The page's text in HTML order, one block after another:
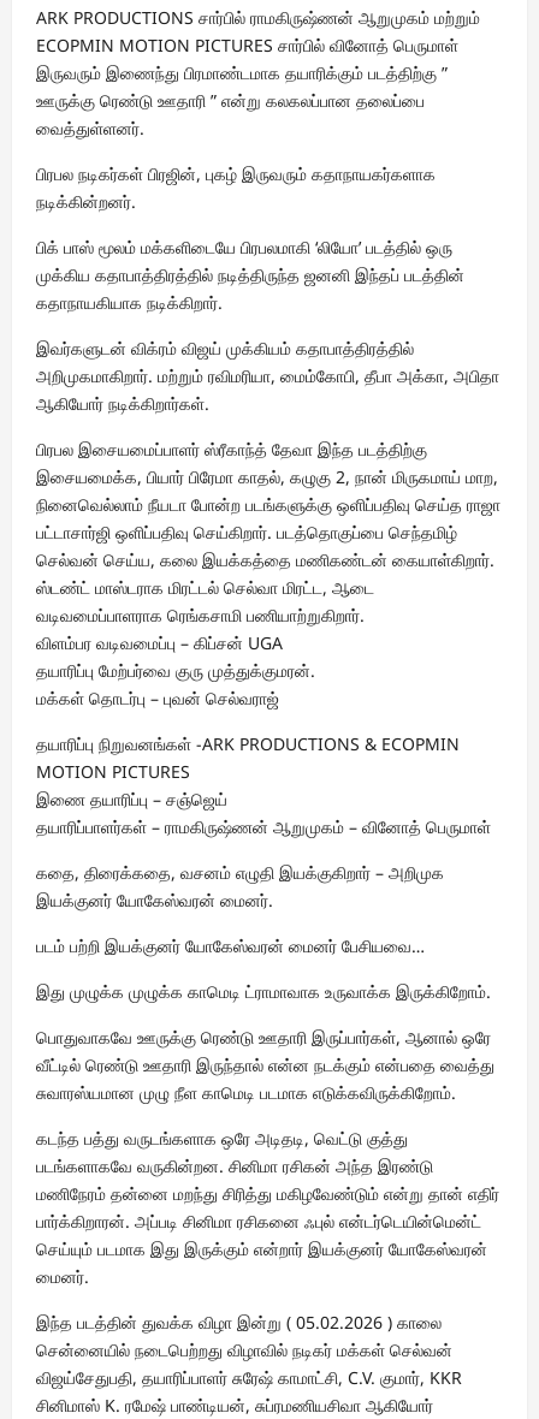
ARK PRODUCTIONS சார்பில் ராமகிருஷ்ணன் ஆறுமுகம் மற்றும்
ECOPMIN MOTION PICTURES சார்பில் வினோத் பெருமாள்
இருவரும் இணைந்து பிரமாண்டமாக தயாரிக்கும் படத்திற்கு ”
ஊருக்கு ரெண்டு ஊதாரி ” என்று கலகலப்பான தலைப்பை
வைத்துள்ளனர்.
பிரபல நடிகர்கள் பிரஜின், புகழ் இருவரும் கதாநாயகர்களாக
நடிக்கின்றனர்.
பிக் பாஸ் மூலம் மக்களிடையே பிரபலமாகி ‘லியோ’ படத்தில் ஒரு
முக்கிய கதாபாத்திரத்தில் நடித்திருந்த ஜனனி இந்தப் படத்தின்
கதாநாயகியாக நடிக்கிறார்.
இவர்களுடன் விக்ரம் விஜய் முக்கியம் கதாபாத்திரத்தில்
அறிமுகமாகிறார். மற்றும் ரவிமரியா, மைம்கோபி, தீபா அக்கா, அபிதா
ஆகியோர் நடிக்கிறார்கள்.
பிரபல இசையமைப்பாளர் ஸ்ரீகாந்த் தேவா இந்த படத்திற்கு
இசையமைக்க, பியார் பிரேமா காதல், கழுகு 2, நான் மிருகமாய் மாற,
நினைவெல்லாம் நீயடா போன்ற படங்களுக்கு ஒளிப்பதிவு செய்த ராஜா
பட்டாசார்ஜி ஒளிப்பதிவு செய்கிறார். படத்தொகுப்பை செந்தமிழ்
செல்வன் செய்ய, கலை இயக்கத்தை மணிகண்டன் கையாள்கிறார்.
ஸ்டண்ட் மாஸ்டராக மிரட்டல் செல்வா மிரட்ட, ஆடை
வடிவமைப்பாளராக ரெங்கசாமி பணியாற்றுகிறார்.
விளம்பர வடிவமைப்பு – கிப்சன் UGA
தயாரிப்பு மேற்பர்வை குரு முத்துக்குமரன்.
மக்கள் தொடர்பு – புவன் செல்வராஜ்
தயாரிப்பு நிறுவனங்கள் -ARK PRODUCTIONS & ECOPMIN
MOTION PICTURES
இணை தயாரிப்பு – சஞ்ஜெய்
தயாரிப்பாளர்கள் – ராமகிருஷ்ணன் ஆறுமுகம் – வினோத் பெருமாள்
கதை, திரைக்கதை, வசனம் எழுதி இயக்குகிறார் – அறிமுக
இயக்குனர் யோகேஸ்வரன் மைனர்.
படம் பற்றி இயக்குனர் யோகேஸ்வரன் மைனர் பேசியவை…
இது முழுக்க முழுக்க காமெடி ட்ராமாவாக உருவாக்க இருக்கிறோம்.
பொதுவாகவே ஊருக்கு ரெண்டு ஊதாரி இருப்பார்கள், ஆனால் ஒரே
வீட்டில் ரெண்டு ஊதாரி இருந்தால் என்ன நடக்கும் என்பதை வைத்து
சுவாரஸ்யமான முழு நீள காமெடி படமாக எடுக்கவிருக்கிறோம்.
கடந்த பத்து வருடங்களாக ஒரே அடிதடி, வெட்டு குத்து
படங்களாகவே வருகின்றன. சினிமா ரசிகன் அந்த இரண்டு
மணிநேரம் தன்னை மறந்து சிரித்து மகிழவேண்டும் என்று தான் எதிர்
பார்க்கிறாரன். அப்படி சினிமா ரசிகனை ஃபுல் என்டர்டெயின்மென்ட்
செய்யும் படமாக இது இருக்கும் என்றார் இயக்குனர் யோகேஸ்வரன்
மைனர்.
இந்த படத்தின் துவக்க விழா இன்று ( 05.02.2026 ) காலை
சென்னையில் நடைபெற்றது விழாவில் நடிகர் மக்கள் செல்வன்
விஜய்சேதுபதி, தயாரிப்பாளர் சுரேஷ் காமாட்சி, C.V. குமார், KKR
சினிமாஸ் K. ரமேஷ் பாண்டியன், சுப்ரமணியசிவா ஆகியோர்